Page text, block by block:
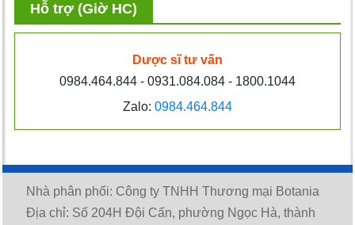
Hỗ trợ (Giờ HC)
Dược sĩ tư vấn
0984.464.844 - 0931.084.084 - 1800.1044
Zalo: 0984.464.844
Nhà phân phối: Công ty TNHH Thương mại Botania
Địa chỉ: Số 204H Đội Cấn, phường Ngọc Hà, thành